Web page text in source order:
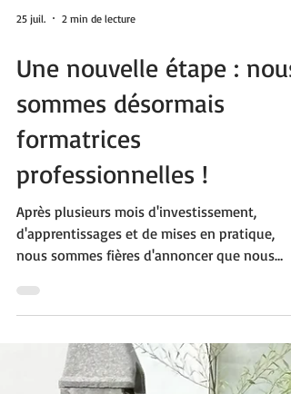
25 juil. 2 min de lecture
Une nouvelle étape : nous
sommes désormais
formatrices
professionnelles !
Après plusieurs mois d'investissement,
nous sommes fières d'annoncer que nous
sommes désormais formatrices
professionnelles. Cette étape marque
l'aboutissement d'un cursus de formation
an particulièrement enrichissant, réalisé avec